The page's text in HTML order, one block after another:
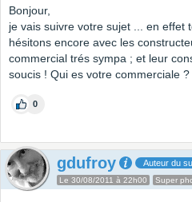
Bonjour,
je vais suivre votre sujet ... en effet
hésitons encore avec les
commercial trés sympa ; et leur
soucis ! Qui es votre commerciale ?
0
gdufroy Auteur du
Le 30/08/2011 à 22h00 Super